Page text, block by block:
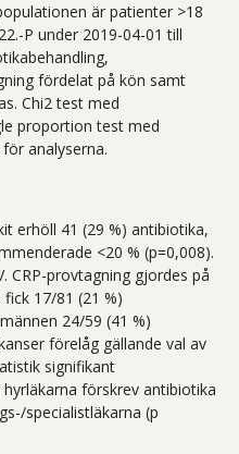
är patienter >18
P under 2019-04-01 till
fördelat på kön samt
Chi2 test med
proportion test med
analyserna.
erhöll 41 (29 %) antibiotika,
<20 % (p=0,008).
CRP-provtagning gjordes på
17/81 (21 %)
24/59 (41 %)
förelåg gällande val av
signifikant
förskrev antibiotika
specialistläkarna (p